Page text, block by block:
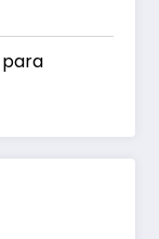
para